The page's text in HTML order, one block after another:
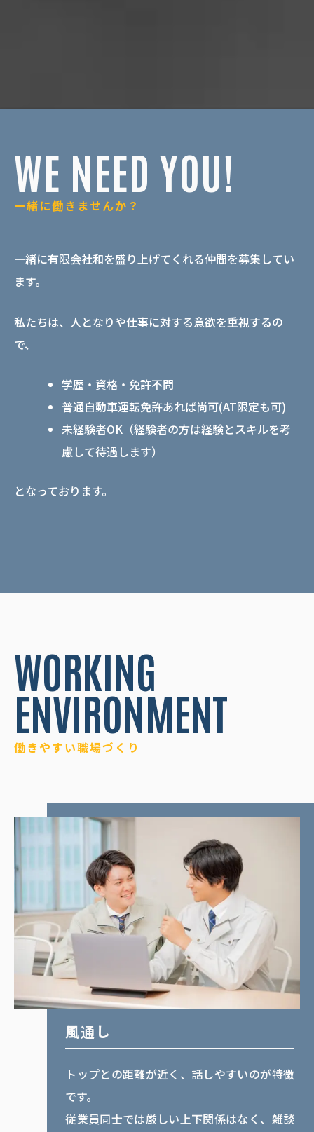
WE NEED YOU!
一緒に働きませんか？
一緒に有限会社和を盛り上げてくれる仲間を募集してい
ます。
私たちは、人となりや仕事に対する意欲を重視するの
で、
学歴・資格・免許不問
普通自動車運転免許あれば尚可(AT限定も可)
未経験者OK（経験者の方は経験とスキルを考
慮して待遇します）
となっております。
WORKING
ENVIRONMENT
働きやすい職場づくり
風通し
トップとの距離が近く、話しやすいのが特徴
です。
従業員同士では厳しい上下関係はなく、雑談